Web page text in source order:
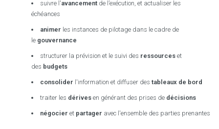
suivre l'avancementde l’exécution, et actualiser les
échéances
animer les instances de pilotage dans le cadre de
le gouvernance
structurer la prévision et le suivi des ressources et
des budgets
consolider l'information et diffuser des tableaux de bord
traiter les dérives en générant des prises de décisions
négocier et partager avec l'ensemble des parties prenantes